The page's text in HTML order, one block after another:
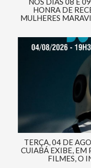
HONRA DE
MULHERES
TERÇA, 04 DE
CUIABÁ EXIBE, EM
FILMES, O